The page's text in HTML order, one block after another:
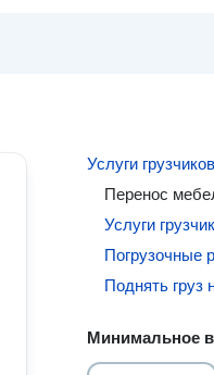
Услуги грузчиков
Перенос
Услуги
Погрузочные
Поднять груз
Минимальное